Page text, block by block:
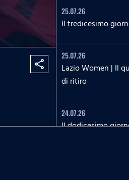
share
25.07.26
Il tredicesimo
25.07.26
Lazio Women | Il
di ritiro
24.07.26
Il dodicesimo